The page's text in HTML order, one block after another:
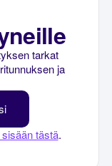
tarkat
ja
tästä.